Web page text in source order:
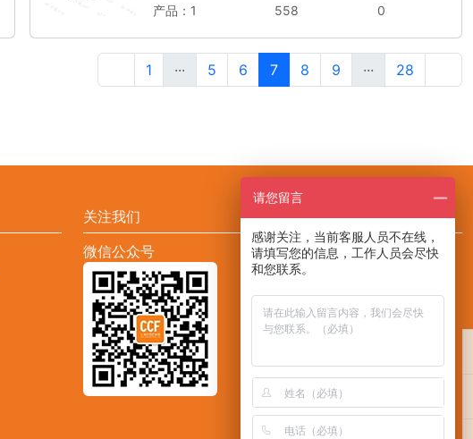
产品：1 558 0
1 ··· 5 6 7 8 9 ··· 28
关注我们
微信公众号
添加CCF展会助手小F
请您留言
感谢关注，当前客服人员不在线，
请填写您的信息，工作人员会尽快
和您联系。